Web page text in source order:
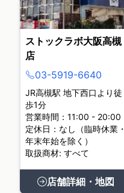
ストックラボ大阪高槻
店
03-5919-6640
JR高槻駅 地下西口より徒
歩1分
営業時間：11:00 - 20:00
定休日：なし（臨時休業・
年末年始を除く）
取扱商材: すべて
店舗詳細・地図